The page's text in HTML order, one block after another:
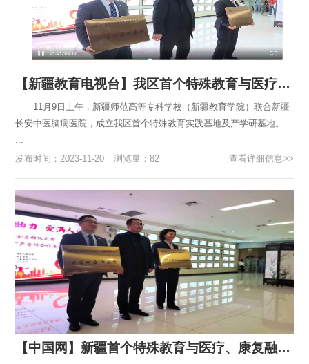
【新疆教育电视台】我区首个特殊教育与医疗、康复融合“产学研基地”挂牌
11月9日上午，新疆师范高等专科学校（新疆教育学院）联合新疆
长安中医脑病医院，成立我区首个特殊教育实践基地及产学研基地。
发布时间：2023-11-20
浏览量：82 查看详细信息>>
【中国网】新疆首个特殊教育与医疗、康复融合“产学研基地”挂牌